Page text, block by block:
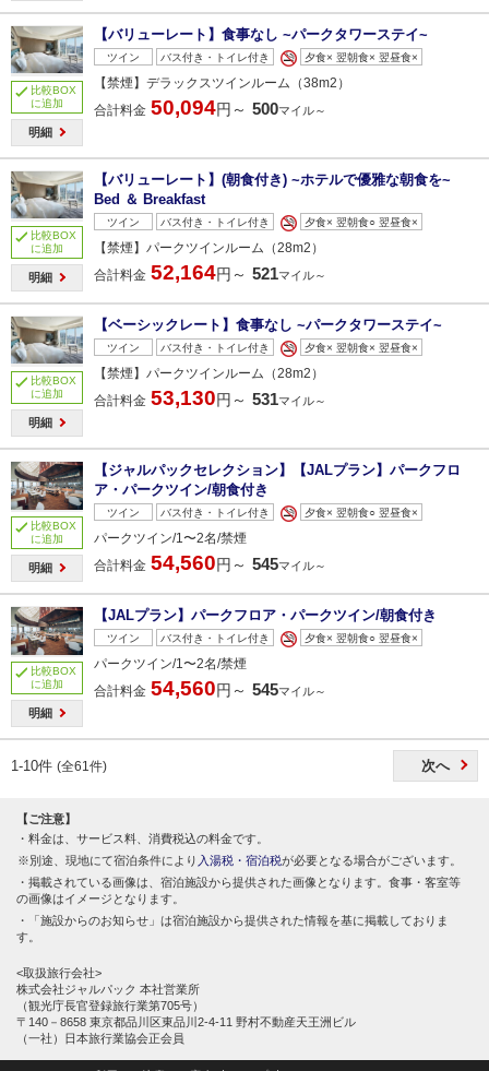
比較BOX
に追加
明細
【バリューレート】食事なし ~パークタワーステイ~
ツイン バス付き・トイレ付き 夕食× 翌朝食× 翌昼食×
【禁煙】デラックスツインルーム（38m2）
合計料金 50,094円～ 500マイル～
比較BOX
に追加
明細
【バリューレート】(朝食付き) ~ホテルで優雅な朝食を~
Bed ＆ Breakfast
ツイン バス付き・トイレ付き 夕食× 翌朝食○ 翌昼食×
【禁煙】パークツインルーム（28m2）
合計料金 52,164円～ 521マイル～
比較BOX
に追加
明細
【ベーシックレート】食事なし ~パークタワーステイ~
ツイン バス付き・トイレ付き 夕食× 翌朝食× 翌昼食×
【禁煙】パークツインルーム（28m2）
合計料金 53,130円～ 531マイル～
比較BOX
に追加
明細
【ジャルパックセレクション】【JALプラン】パークフロ
ア・パークツイン/朝食付き
ツイン バス付き・トイレ付き 夕食× 翌朝食○ 翌昼食×
パークツイン/1〜2名/禁煙
合計料金 54,560円～ 545マイル～
比較BOX
に追加
明細
【JALプラン】パークフロア・パークツイン/朝食付き
ツイン バス付き・トイレ付き 夕食× 翌朝食○ 翌昼食×
パークツイン/1〜2名/禁煙
合計料金 54,560円～ 545マイル～
1-10件 (全61件) 次へ
【ご注意】
料金は、サービス料、消費税込の料金です。
別途、現地にて宿泊条件により 入湯税・宿泊税が必要となる場合がございます。
掲載されている画像は、宿泊施設から提供された画像となります。食事・客室等
の画像はイメージとなります。
「施設からのお知らせ」は宿泊施設から提供された情報を基に掲載しておりま
す。
<取扱旅行会社>
株式会社ジャルパック 本社営業所
（観光庁長官登録旅行業第705号）
〒140－8658 東京都品川区東品川2-4-11 野村不動産天王洲ビル
（一社）日本旅行業協会正会員